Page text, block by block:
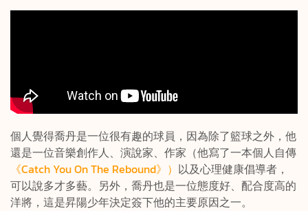
個人覺得喬丹是一位很有趣的球員，因為除了籃球之外，他
還是一位音樂創作人、演說家、作家（他寫了一本個人自傳
《Catch You On The Rebound》 ） 以及心理健康倡導者，
可以說多才多藝。另外，喬丹也是一位態度好、配合度高的
洋將，這是昇陽少年決定簽下他的主要原因之一。